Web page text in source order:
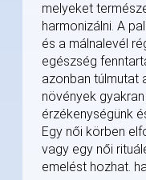
melyeket
harmonizálni. A
és a málnalevél
egészség
azonban túlmutat
növények
érzékenységünk
Egy női körben
vagy egy női
emelést hozhat.